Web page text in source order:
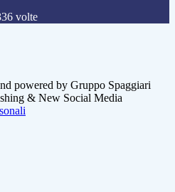
volte
powered by Gruppo Spaggiari
& New Social Media